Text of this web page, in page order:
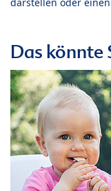
Das könnte